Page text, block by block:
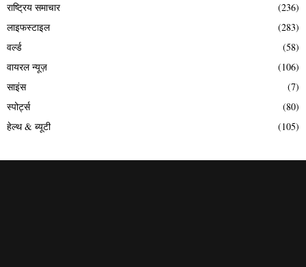
राष्ट्रिय समाचार
(236)
लाइफस्टाइल
(283)
वर्ल्ड
(58)
वायरल न्यूज़
(106)
साइंस
(7)
स्पोर्ट्स
(80)
हेल्थ & ब्यूटी
(105)